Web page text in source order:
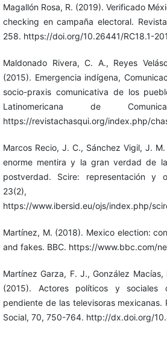
Magallón Rosa, R. (2019). Verificado
checking en campaña electoral.
258. https://doi.org/10.26441/RC18.1-
Maldonado Rivera, C. A., Reyes
(2015). Emergencia indígena,
socio-praxis comunicativa de los
Latinomericana de
https://revistachasqui.org/index.php/
Marcos Recio, J. C., Sánchez Vigil, J.
enorme mentira y la gran verdad de
postverdad. Scire: representación y
23(2),
https://www.ibersid.eu/ojs/index.php/
Martínez, M. (2018). Mexico election:
and fakes. BBC. https://www.bbc.com/
Martínez Garza, F. J., González
(2015). Actores políticos y sociales
pendiente de las televisoras mexicanas.
Social, 70, 750-764. http://dx.doi.org/